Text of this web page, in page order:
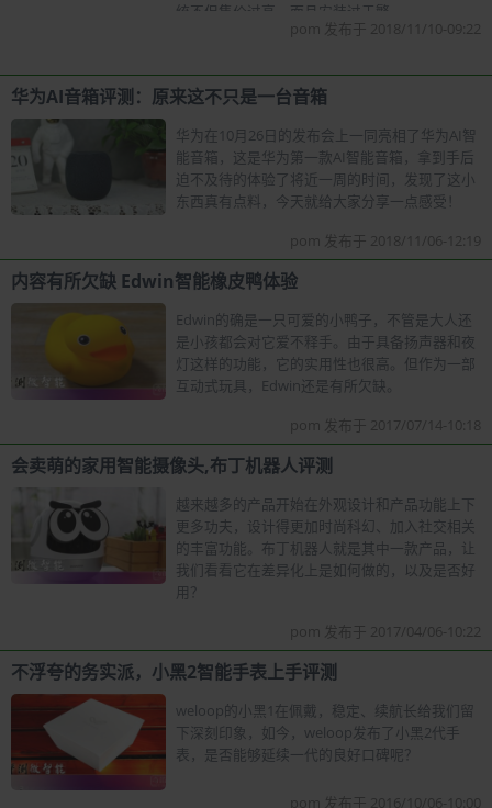
统不但售价过高，而且安装过于繁
pom 发布于 2018/11/10-09:22
华为AI音箱评测：原来这不只是一台音箱
华为在10月26日的发布会上一同亮相了华为AI智
能音箱，这是华为第一款AI智能音箱，拿到手后
迫不及待的体验了将近一周的时间，发现了这小
东西真有点料，今天就给大家分享一点感受！
pom 发布于 2018/11/06-12:19
内容有所欠缺 Edwin智能橡皮鸭体验
Edwin的确是一只可爱的小鸭子，不管是大人还
是小孩都会对它爱不释手。由于具备扬声器和夜
灯这样的功能，它的实用性也很高。但作为一部
互动式玩具，Edwin还是有所欠缺。
pom 发布于 2017/07/14-10:18
会卖萌的家用智能摄像头,布丁机器人评测
越来越多的产品开始在外观设计和产品功能上下
更多功夫，设计得更加时尚科幻、加入社交相关
的丰富功能。布丁机器人就是其中一款产品，让
我们看看它在差异化上是如何做的，以及是否好
用？
pom 发布于 2017/04/06-10:22
不浮夸的务实派，小黑2智能手表上手评测
weloop的小黑1在佩戴，稳定、续航长给我们留
下深刻印象，如今，weloop发布了小黑2代手
表，是否能够延续一代的良好口碑呢？
pom 发布于 2016/10/06-10:00